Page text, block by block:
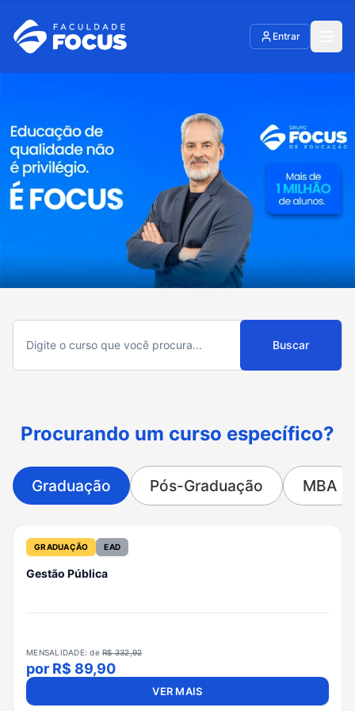
Entrar
Buscar
Procurando um curso específico?
Graduação Pós-Graduação MBA
GRADUAÇÃO EAD
Gestão Pública
MENSALIDADE: de R$332,92
por R$ 89,90
VER MAIS